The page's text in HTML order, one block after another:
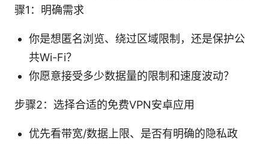
骤1：明确需求
你是想匿名浏览、绕过区域限制，还是保护公
共Wi-Fi？
你愿意接受多少数据量的限制和速度波动？
步骤2：选择合适的免费VPN安卓应用
优先看带宽/数据上限、是否有明确的隐私政